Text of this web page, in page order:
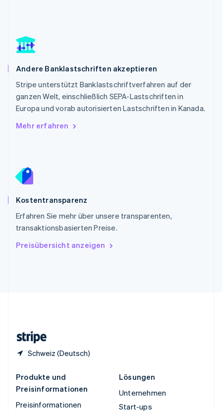
Andere Banklastschriften akzeptieren
Stripe unterstützt Banklastschriftverfahren auf der
ganzen Welt, einschließlich SEPA-Lastschriften in
Europa und vorab autorisierten Lastschriften in Kanada.
Mehr erfahren
Kostentransparenz
Erfahren Sie mehr über unsere transparenten,
transaktionsbasierten Preise.
Preisübersicht anzeigen
Schweiz (Deutsch)
Schweden
Svenska
Schweiz
Singapur
English简体中文
Slowakei
English
Slowenien
English
Spanien
Thailand
Tschechische Republik
English
English
Produkte und
Preisinformationen
Preisinformationen
Lösungen
Unternehmen
Start-ups